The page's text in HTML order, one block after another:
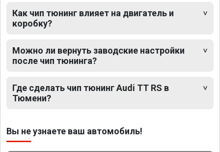
Как чип тюнинг влияет на двигатель и
коробку?
Можно ли вернуть заводские настройки
после чип тюнинга?
Где сделать чип тюнинг Audi TT RS в
Тюмени?
Вы не узнаете ваш автомобиль!